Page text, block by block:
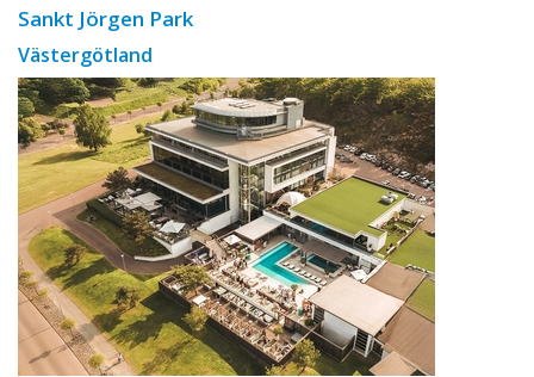
Sankt Jörgen Park
Västergötland